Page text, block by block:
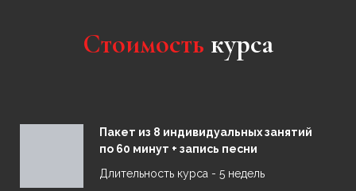
Стоимость курса
Пакет из 8 индивидуальных занятий
по 60 минут + запись песни
Длительность курса - 5 недель